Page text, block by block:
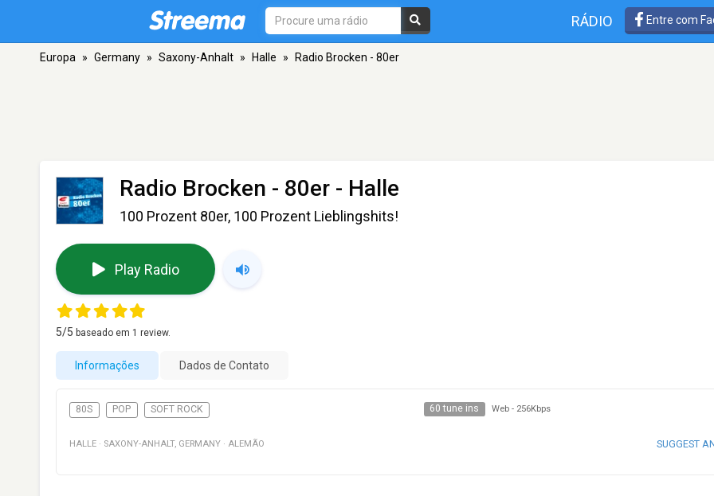
RÁDIO Entre com
Europa » Germany » Saxony-Anhalt » Halle » Radio Brocken - 80er
Radio Brocken - 80er - Halle
100 Prozent 80er, 100 Prozent Lieblingshits!
Play Radio
5/5 baseado em 1 review.
Informações Dados de Contato
80S POP SOFT ROCK 60 tune ins Web - 256Kbps
HALLE · SAXONY-ANHALT, GERMANY · ALEMÃO SUGGEST